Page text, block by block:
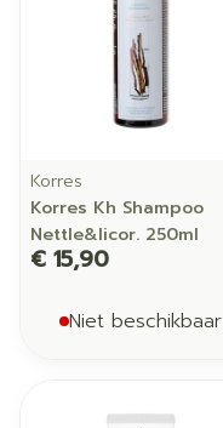
Korres
Korres Kh Shampoo
Nettle&licor. 250ml
€ 15,90
Niet beschikbaar